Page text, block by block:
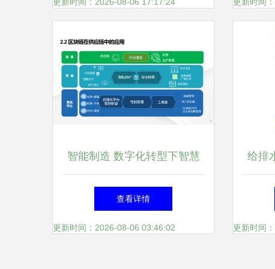
服务市场
智能制造 数字化转型下智慧
工厂建设的解决方案与信息系
统集成服务
查看详情
更新时间：2026-08-06 03:46:02
给排
息
更新时间